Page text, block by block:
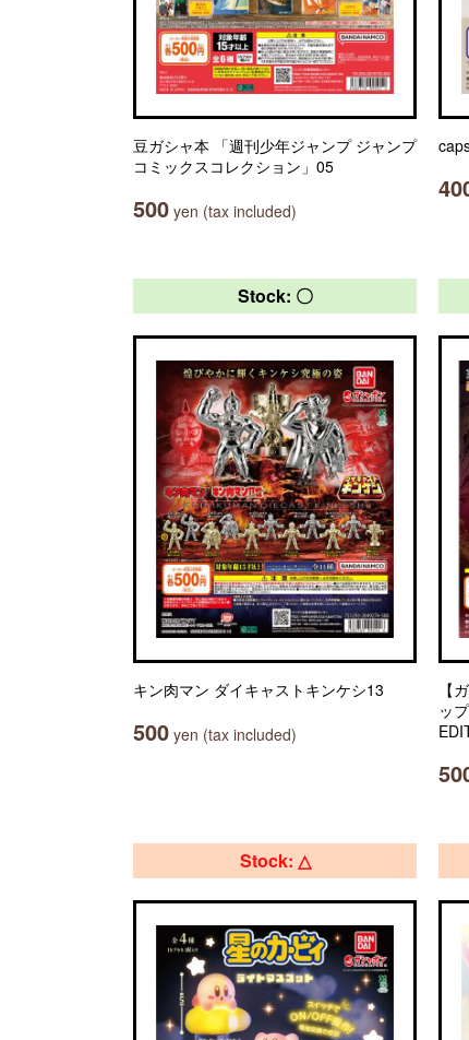
豆ガシャ本 「週刊少年ジャンプ ジャンプ
コミックスコレクション」05
500 yen (tax included)
Stock: 〇
キン肉マン ダイキャストキンケシ13
500 yen (tax included)
【
ッ
Stock: △